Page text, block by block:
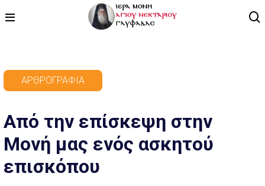
ΒΙΝΤΕΟ
ΑΡΘΡΟΓΡΑΦΙΑ
ΑΓΙΟΛΟΓΙΟ - ΒΙΟΙ ΑΓΙΩΝ
ΑΡΘΡΟΓΡΑΦΊΑ
Από την επίσκεψη στην
Μονή μας ενός ασκητού
επισκόπου